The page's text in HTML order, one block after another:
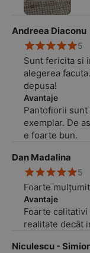
Andreea Diaconu
5
Sunt fericita si
alegerea
depusa!
Avantaje
Pantofiorii
exemplar. De
e foarte bun.
Dan Madalina
5
Foarte
Avantaje
Foarte
realitate decât
Niculescu -